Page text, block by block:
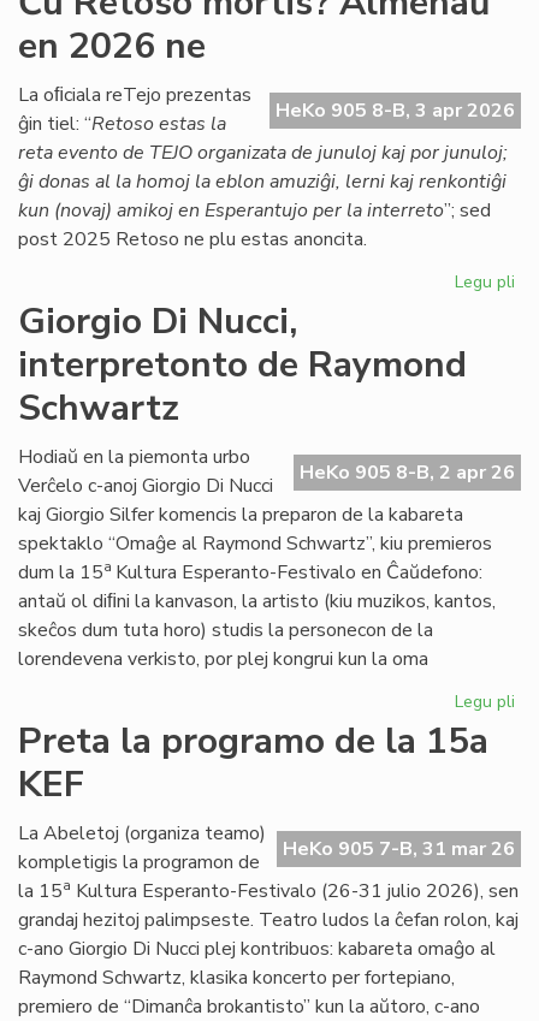
se
en 2026 ne
HeKo 905 8-B, 3 apr 2026
La oﬁciala reTejo prezentas
ĝin tiel: “Retoso estas la
reta evento de TEJO organizata de junuloj kaj por junuloj;
ĝi donas al la homoj la eblon amuziĝi, lerni kaj renkontiĝi
kun (novaj) amikoj en Esperantujo per la interreto”; sed
post 2025 Retoso ne plu estas anoncita.
Legu pli
ne
Giorgio Di Nucci,
interpretonto de Raymond
Schwartz
HeKo 905 8-B, 2 apr 26
Hodiaŭ en la piemonta urbo
Verĉelo c-anoj Giorgio Di Nucci
kaj Giorgio Silfer komencis la preparon de la kabareta
spektaklo “Omaĝe al Raymond Schwartz”, kiu premieros
dum la 15a Kultura Esperanto-Festivalo en Ĉaŭdefono:
antaŭ ol diﬁni la kanvason, la artisto (kiu muzikos, kantos,
skeĉos dum tuta horo) studis la personecon de la
lorendevena verkisto, por plej kongrui kun la oma
Legu pli
de
Preta la programo de la 15a
KEF
HeKo 905 7-B, 31 mar 26
La Abeletoj (organiza teamo)
kompletigis la programon de
la 15a Kultura Esperanto-Festivalo (26-31 julio 2026), sen
grandaj hezitoj palimpseste. Teatro ludos la ĉefan rolon, kaj
c-ano Giorgio Di Nucci plej kontribuos: kabareta omaĝo al
Raymond Schwartz, klasika koncerto per fortepiano,
premiero de “Dimanĉa brokantisto” kun la aŭtoro, c-ano